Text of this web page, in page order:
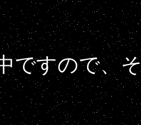
ですので、